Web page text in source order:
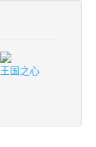
王国之心